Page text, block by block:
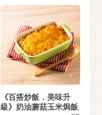
《百搭炒飯．美味升
級》奶油蘑菇玉米焗飯